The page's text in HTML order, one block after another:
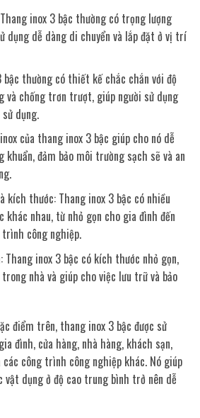
inox 3 bậc thường có trọng lượng
dụng dễ dàng di chuyển và lắp đặt ở vị trí
bậc thường có thiết kế chắc chắn với độ
và chống trơn trượt, giúp người sử dụng
dụng.
của thang inox 3 bậc giúp cho nó dễ
khuẩn, đảm bảo môi trường sạch sẽ và an
kích thước: Thang inox 3 bậc có nhiều
khác nhau, từ nhỏ gọn cho gia đình đến
công nghiệp.
inox 3 bậc có kích thước nhỏ gọn,
nhà và giúp cho việc lưu trữ và bảo
điểm trên, thang inox 3 bậc được sử
đình, cửa hàng, nhà hàng, khách sạn,
các công trình công nghiệp khác. Nó giúp
vật dụng ở độ cao trung bình trở nên dễ